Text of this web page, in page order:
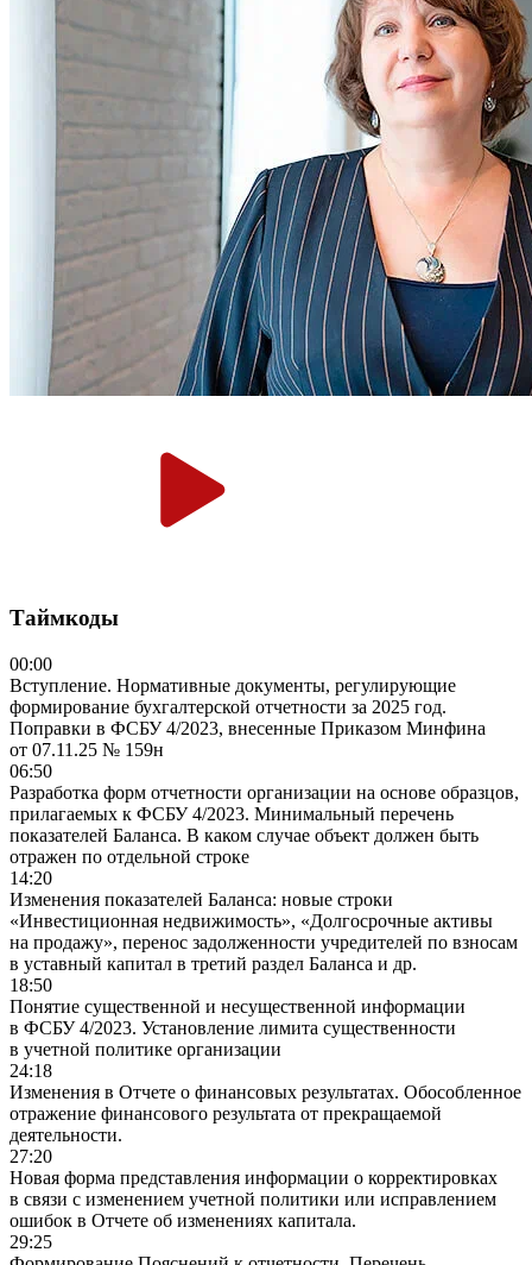
Таймкоды
00:00
Вступление. Нормативные документы, регулирующие
формирование бухгалтерской отчетности за 2025 год.
Поправки в ФСБУ 4/2023, внесенные Приказом Минфина
от 07.11.25 № 159н
06:50
Разработка форм отчетности организации на основе образцов,
прилагаемых к ФСБУ 4/2023. Минимальный перечень
показателей Баланса. В каком случае объект должен быть
отражен по отдельной строке
14:20
Изменения показателей Баланса: новые строки
«Инвестиционная недвижимость», «Долгосрочные активы
на продажу», перенос задолженности учредителей по взносам
в уставный капитал в третий раздел Баланса и др.
18:50
Понятие существенной и несущественной информации
в ФСБУ 4/2023. Установление лимита существенности
в учетной политике организации
24:18
Изменения в Отчете о финансовых результатах. Обособленное
отражение финансового результата от прекращаемой
деятельности.
27:20
Новая форма представления информации о корректировках
в связи с изменением учетной политики или исправлением
ошибок в Отчете об изменениях капитала.
29:25